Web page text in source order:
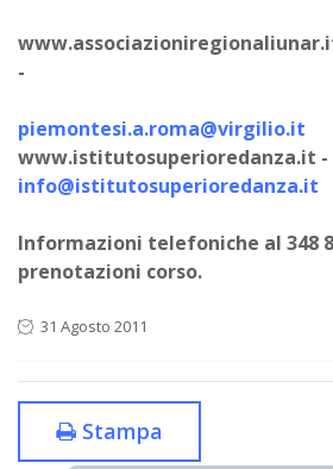
-
piemontesi.a.roma@virgilio.it
www.istitutosuperioredanza.it -
info@istitutosuperioredanza.it
Informazioni telefoniche al 348
prenotazioni corso.
31 Agosto 2011
Stampa